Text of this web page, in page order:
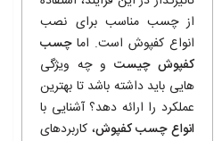
از چسب مناسب برای نصب
انواع کفپوش است. اماچسب
کفپوش چیستو چه ویژگی
‌هایی باید داشته باشد تا بهترین
عملکرد را ارائه دهد؟ آشنایی با
انواع چسب کفپوش، کاربردهای